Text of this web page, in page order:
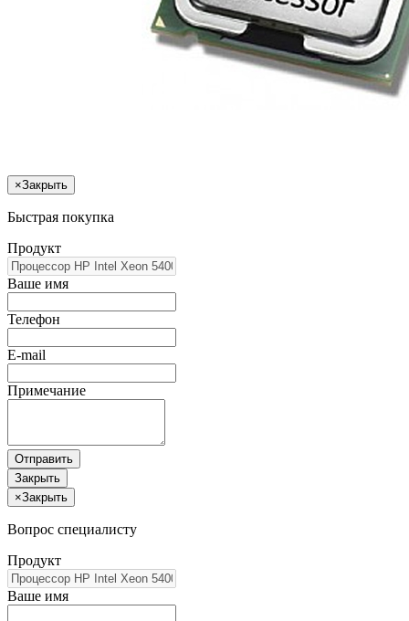
×Закрыть
Быстрая покупка
Продукт
Ваше имя
Телефон
E-mail
Примечание
Отправить
Закрыть
×Закрыть
Вопрос специалисту
Продукт
Ваше имя